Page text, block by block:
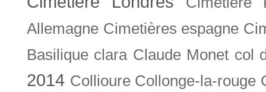
Allemagne Cimetières espagne
Basilique clara Claude Monet col
2014 Collioure Collonge-la-rouge